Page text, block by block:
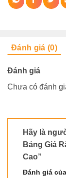
Đánh giá (0)
Đánh giá
Chưa có đánh
Hãy là
Bảng Giá
Cao”
Đánh giá